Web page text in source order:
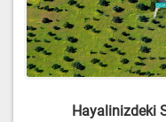
Hayalinizdeki